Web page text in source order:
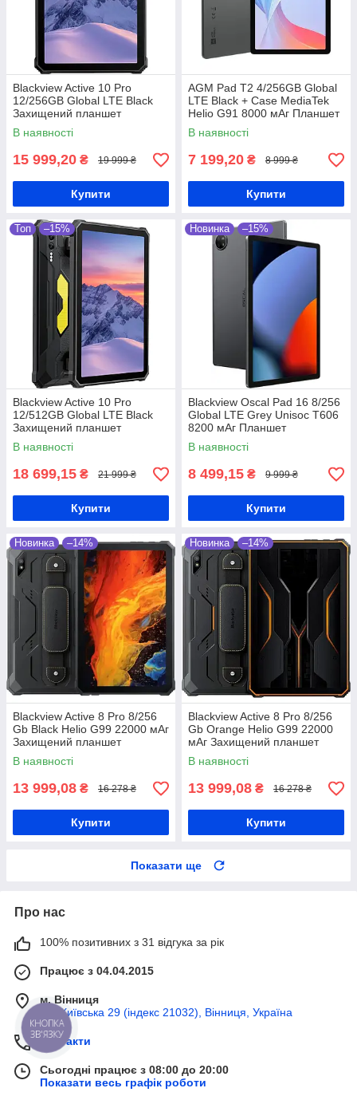
Blackview Active 10 Pro
12/256GB Global LTE Black
Захищений планшет
Dimensity 7300 30000 мАг
В наявності
15 999,20 ₴ 19 999 ₴
Купити
AGM Pad T2 4/256GB Global
LTE Black + Case MediaTek
Helio G91 8000 мАг Планшет
В наявності
7 199,20 ₴ 8 999 ₴
Купити
Топ –15%
Blackview Active 10 Pro
12/512GB Global LTE Black
Захищений планшет
Dimensity 7300 30000 мАг
В наявності
18 699,15 ₴ 21 999 ₴
Купити
Новинка –15%
Blackview Oscal Pad 16 8/256
Global LTE Grey Unisoc T606
8200 мАг Планшет
В наявності
8 499,15 ₴ 9 999 ₴
Купити
Новинка –14%
Blackview Active 8 Pro 8/256
Gb Black Helio G99 22000 мАг
Захищений планшет
В наявності
13 999,08 ₴ 16 278 ₴
Купити
Новинка –14%
Blackview Active 8 Pro 8/256
Gb Orange Helio G99 22000
мАг Захищений планшет
В наявності
13 999,08 ₴ 16 278 ₴
Купити
Показати ще
Про нас
100% позитивних з 31 відгука за рік
Працює з 04.04.2015
м. Вінниця
вул Київська 29 (індекс 21032), Вінниця, Україна
Контакти
Сьогодні працює з 08:00 до 20:00
Показати весь графік роботи
КНОПКА
ЗВ'ЯЗКУ